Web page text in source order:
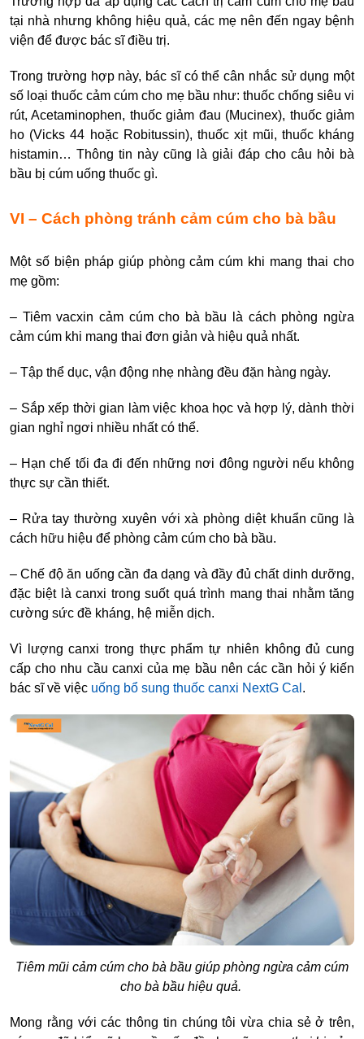
tại nhà nhưng không hiệu quả, các mẹ nên đến ngay bệnh
viện để được bác sĩ điều trị.
Trong trường hợp này, bác sĩ có thể cân nhắc sử dụng một
số loạithuốc cảm cúm cho mẹ bầu như: thuốc chống siêu vi
rút, Acetaminophen, thuốc giảm đau (Mucinex), thuốc giảm
ho (Vicks 44 hoặc Robitussin), thuốc xịt mũi, thuốc kháng
histamin… Thông tin này cũng là giải đáp cho câu hỏi bà
bầu bị cúm uống thuốc gì.
VI – Cách phòng tránh cảm cúm cho bà bầu
Một số biện pháp giúp phòng cảm cúm khi mang thaicho
mẹ gồm:
– Tiêmvacxin cảm cúm cho bà bầu là cách phòng ngừa
cảm cúm khi mang thai đơn giản và hiệu quả nhất.
– Tập thể dục, vận động nhẹ nhàng đều đặn hàng ngày.
– Sắp xếp thời gian làm việc khoa học và hợp lý, dành thời
gian nghỉ ngơi nhiều nhất có thể.
– Hạn chế tối đa đi đến những nơi đông người nếu không
thực sự cần thiết.
– Rửa tay thường xuyên với xà phòng diệt khuẩn cũng là
cách hữu hiệu để phòng cảm cúm cho bà bầu.
–Chế độ ăn uống cần đa dạng và đầy đủ chất dinh dưỡng,
đặc biệt là canxi trong suốt quá trình mang thai nhằm tăng
cường sức đề kháng, hệ miễn dịch.
Vì lượng canxi trong thực phẩm tự nhiên không đủ cung
cấp cho nhu cầu canxi của mẹ bầu nên các cần hỏi ý kiến
bác sĩ về việc uống bổ sung thuốc canxi NextG Cal .
Tiêm mũi cảm cúm cho bà bầu giúp phòng ngừa cảm cúm
cho bà bầu hiệu quả.
Mong rằng với các thông tin chúng tôi vừa chia sẻ ở trên,